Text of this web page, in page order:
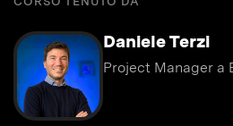
Daniele Terzi
Project Manager a